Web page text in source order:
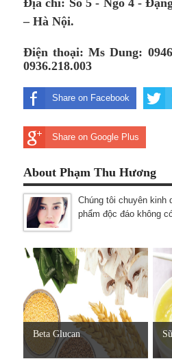
Địa chỉ: Số 5 - Ngõ 4 -
– Hà Nội.
Điện thoại: Ms Dung:
0936.218.003
Share on Facebook
Share on Google Plus
About Phạm Thu Hương
Chúng tôi chuyên kinh
phẩm độc đáo không
Beta Glucan